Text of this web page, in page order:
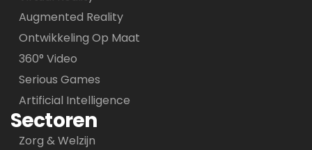
Augmented Reality
Ontwikkeling Op Maat
360° Video
Serious Games
Artificial Intelligence
Sectoren
Zorg & Welzijn